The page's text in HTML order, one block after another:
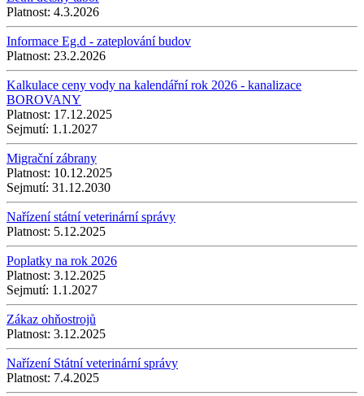
Platnost: 4.3.2026
Informace Eg.d - zateplování budov
Platnost: 23.2.2026
Kalkulace ceny vody na kalendářní rok 2026 - kanalizace
BOROVANY
Platnost: 17.12.2025
Sejmutí: 1.1.2027
Migrační zábrany
Platnost: 10.12.2025
Sejmutí: 31.12.2030
Nařízení státní veterinární správy
Platnost: 5.12.2025
Poplatky na rok 2026
Platnost: 3.12.2025
Sejmutí: 1.1.2027
Zákaz ohňostrojů
Platnost: 3.12.2025
Nařízení Státní veterinární správy
Platnost: 7.4.2025